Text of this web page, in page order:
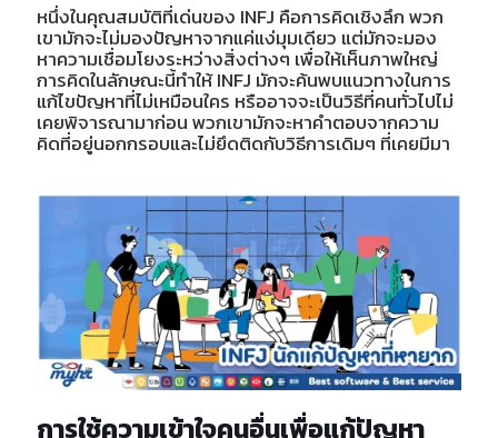
หนึ่งในคุณสมบัติที่เด่นของ INFJ คือการคิดเชิงลึก พวก
เขามักจะไม่มองปัญหาจากแค่แง่มุมเดียว แต่มักจะมอง
หาความเชื่อมโยงระหว่างสิ่งต่างๆ เพื่อให้เห็นภาพใหญ่
การคิดในลักษณะนี้ทำให้ INFJ มักจะค้นพบแนวทางในการ
แก้ไขปัญหาที่ไม่เหมือนใคร หรืออาจจะเป็นวิธีที่คนทั่วไปไม่
เคยพิจารณามาก่อน พวกเขามักจะหาคำตอบจากความ
คิดที่อยู่นอกกรอบและไม่ยึดติดกับวิธีการเดิมๆ ที่เคยมีมา
การใช้ความเข้าใจคนอื่นเพื่อแก้ปัญหา